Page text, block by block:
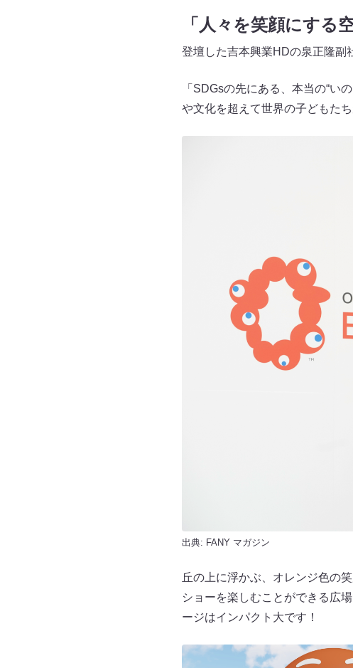
「人々を笑顔にする
登壇した吉本興業HDの泉正隆副
「SDGsの先にある、本当の“い
や文化を超えて世界の子どもた
出典: FANY マガジン
丘の上に浮かぶ、オレンジ色の
ショーを楽しむことができる広
ージはインパクト大です！